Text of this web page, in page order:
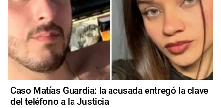
Caso Matías Guardia: la acusada entregó la clave
del teléfono a la Justicia